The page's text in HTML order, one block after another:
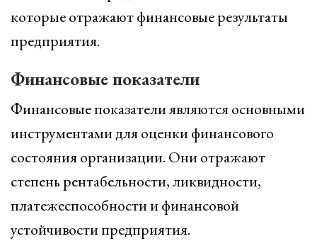
которые отражают финансовые результаты
предприятия.
Финансовые показатели
Финансовые показатели являются основными
инструментами для оценки финансового
состояния организации. Они отражают
степень рентабельности, ликвидности,
платежеспособности и финансовой
устойчивости предприятия.